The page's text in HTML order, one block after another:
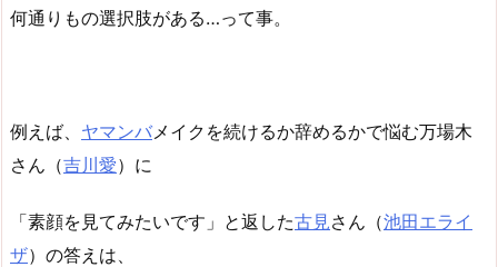
何通りもの選択肢がある…って事。
例えば、 ヤマンバ メイクを続けるか辞めるかで悩む万場木
さん（吉川愛）に
「素顔を見てみたいです」と返した古見さん（池田エライ
ザ）の答えは、